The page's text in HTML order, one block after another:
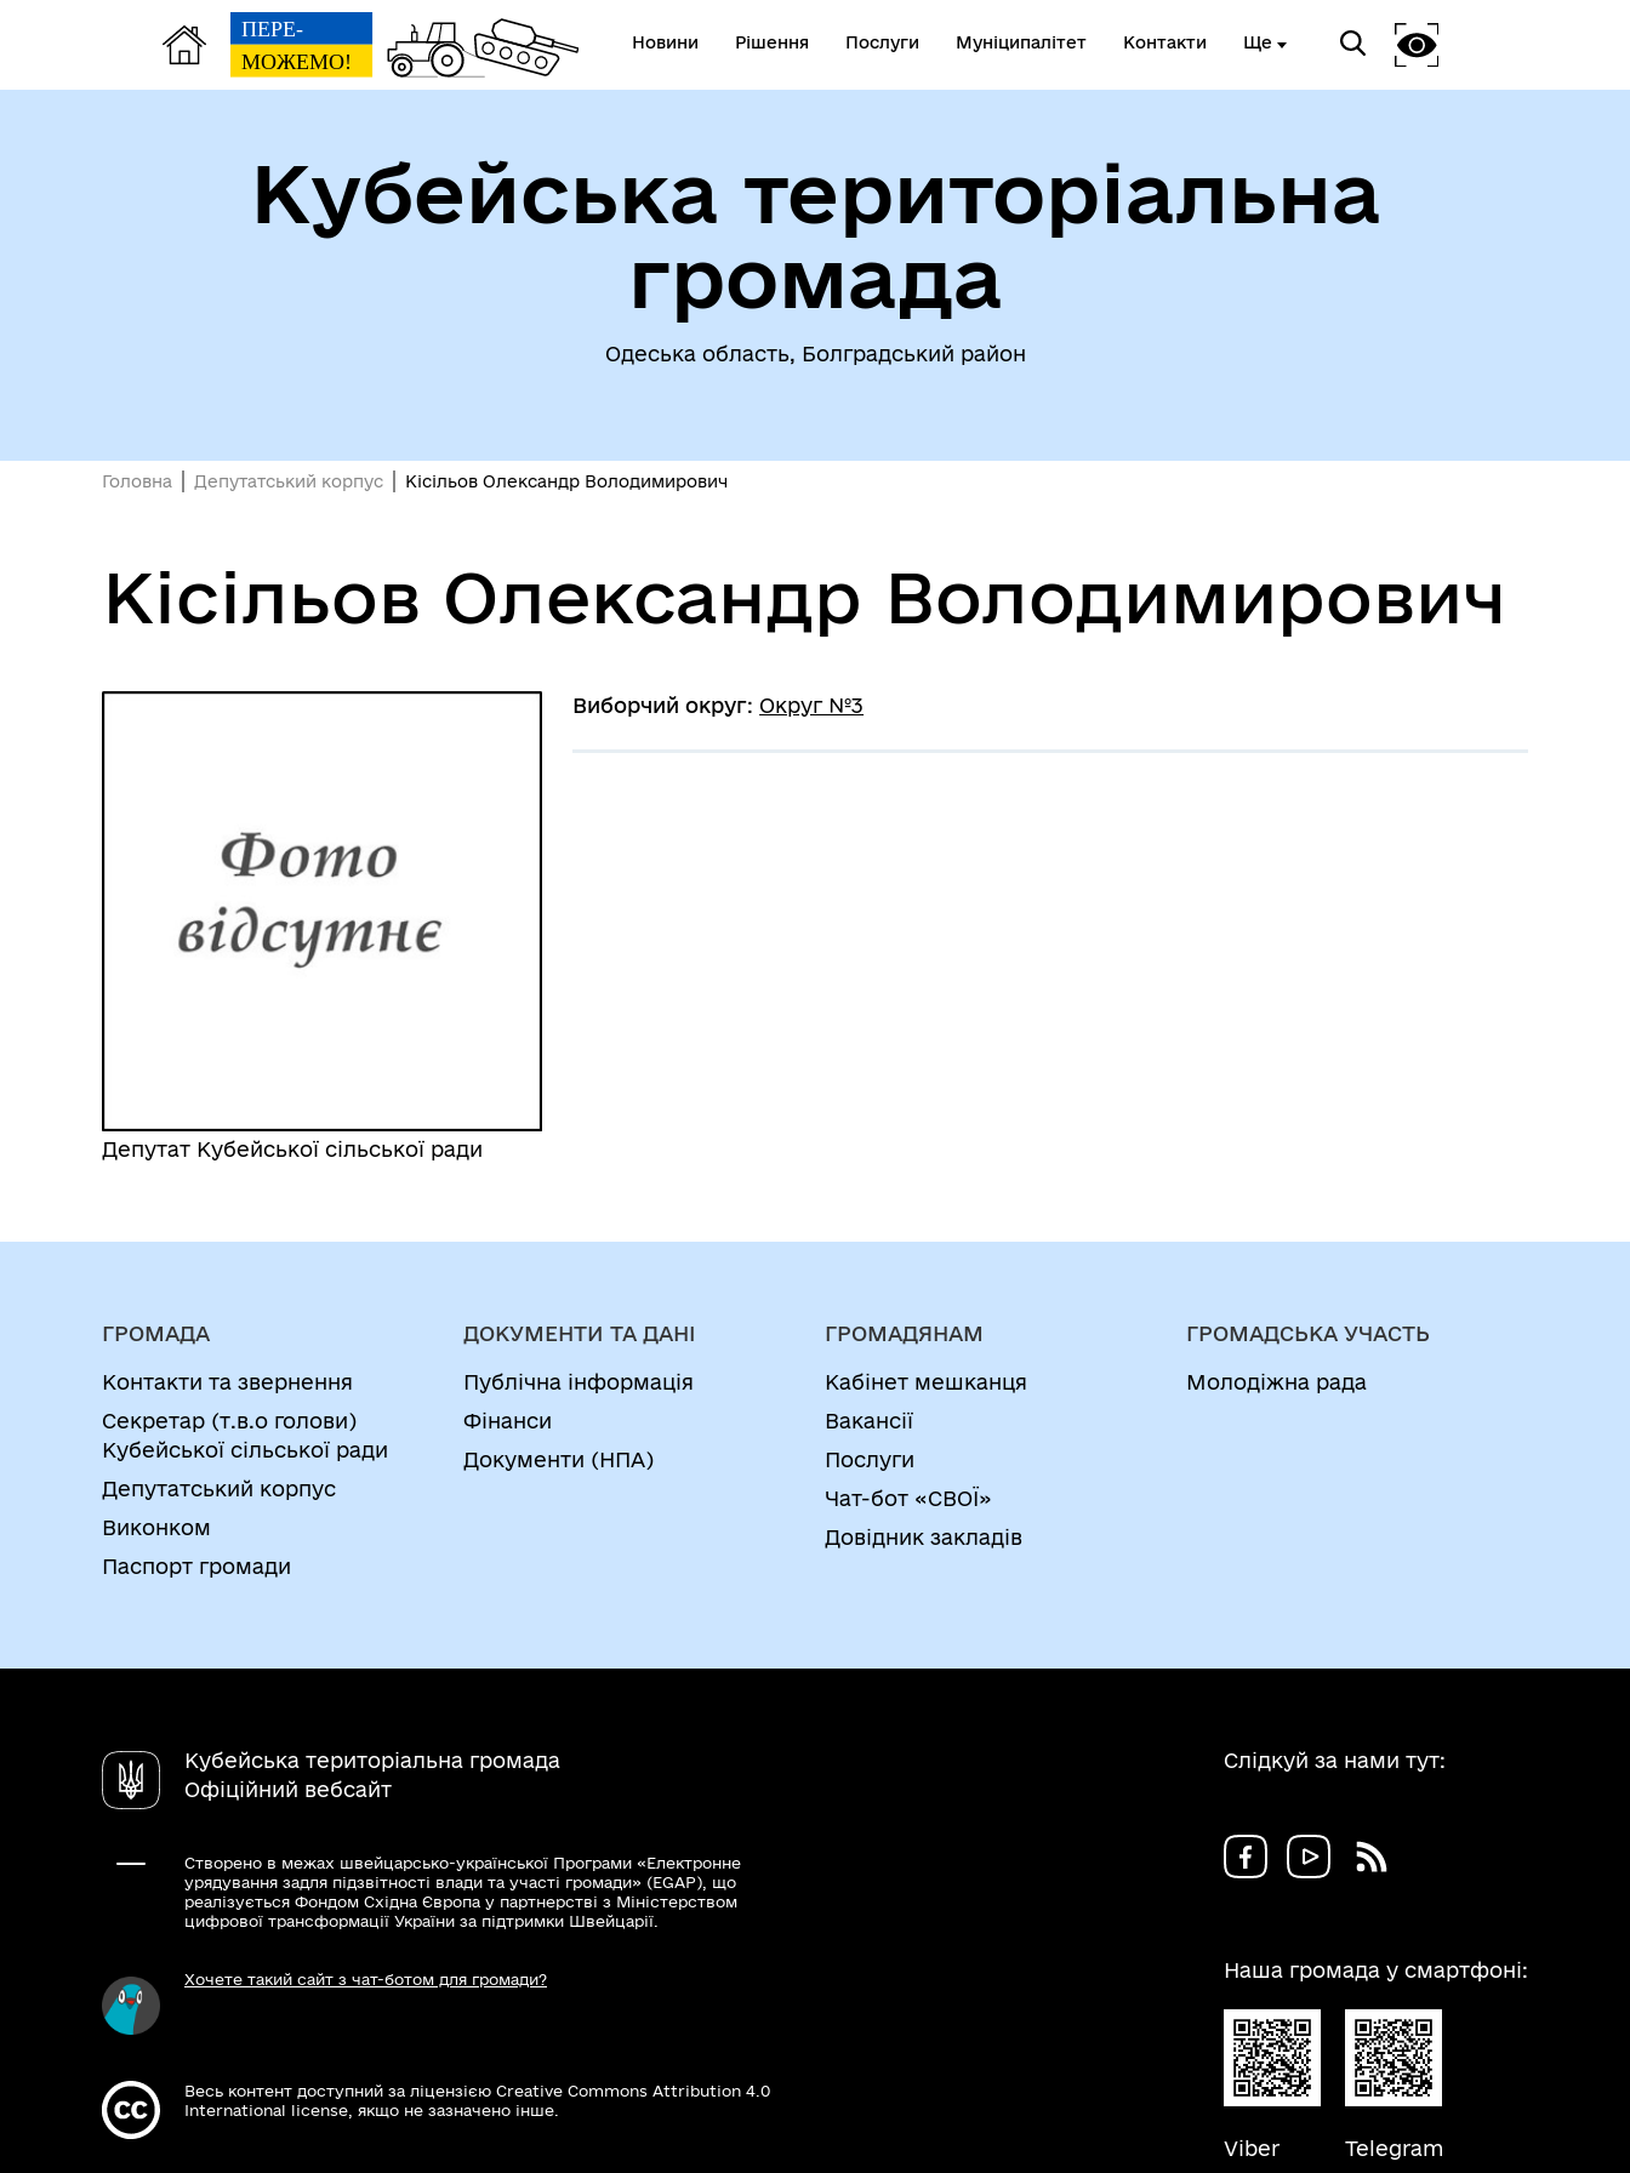
Новини Рішення Послуги Муніципалітет Контакти Ще
Рада безбар'єрності
Допомога особам, які
постраждали від
вибухонебезпечних предметів
Інвестиційні проєкти громади
Кубейська територіальна
громада
Одеська область, Болградський район
Головна Депутатський корпус Кісільов Олександр Володимирович
Кісільов Олександр Володимирович
Депутат Кубейської сільської ради
Виборчий округ: Округ №3
ГРОМАДА
Контакти та звернення
Секретар (т.в.о голови)
Кубейської сільської ради
Депутатський корпус
Виконком
Паспорт громади
ДОКУМЕНТИ ТА ДАНІ
Публічна інформація
Фінанси
Документи (НПА)
ГРОМАДЯНАМ
Кабінет мешканця
Вакансії
Послуги
Чат-бот «СВОЇ»
Довідник закладів
ГРОМАДСЬКА УЧАСТЬ
Молодіжна рада
Кубейська територіальна громада
Офіційний вебсайт
Створено в межах швейцарсько-української Програми «Електронне
урядування задля підзвітності влади та участі громади» (EGAP), що
реалізується Фондом Східна Європа у партнерстві з Міністерством
цифрової трансформації України за підтримки Швейцарії.
Хочете такий сайт з чат-ботом для громади?
Весь контент доступний за ліцензією Creative Commons Attribution 4.0
International license, якщо не зазначено інше.
Слідкуй за нами тут:
Наша громада у смартфоні:
Viber Telegram